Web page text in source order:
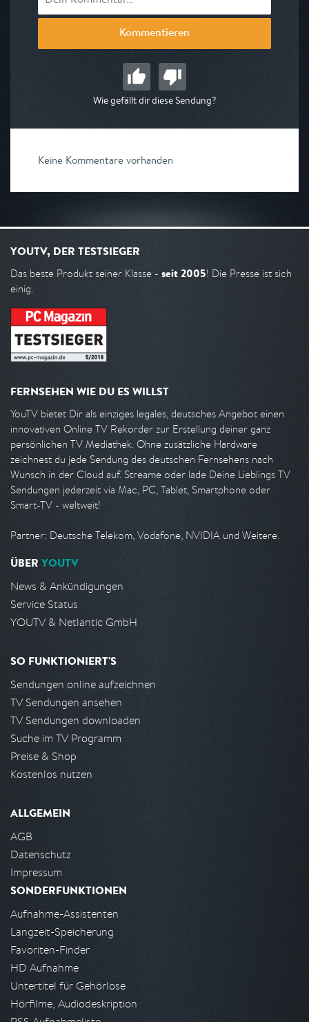
Kommentieren
Wie gefällt dir diese Sendung?
Keine Kommentare vorhanden
YOUTV, DER TESTSIEGER
Das beste Produkt seiner Klasse - seit 2005! Die Presse ist sich
einig.
FERNSEHEN WIE DU ES WILLST
YouTV bietet Dir als einziges legales, deutsches Angebot einen
innovativen Online TV Rekorder zur Erstellung deiner ganz
persönlichen TV Mediathek. Ohne zusätzliche Hardware
zeichnest du jede Sendung des deutschen Fernsehens nach
Wunsch in der Cloud auf. Streame oder lade Deine Lieblings TV
Sendungen jederzeit via Mac, PC, Tablet, Smartphone oder
Smart-TV - weltweit!
Partner: Deutsche Telekom, Vodafone, NVIDIA und Weitere.
ÜBER YOUTV
News & Ankündigungen
Service Status
YOUTV & Netlantic GmbH
SO FUNKTIONIERT'S
Sendungen online aufzeichnen
TV Sendungen ansehen
TV Sendungen downloaden
Suche im TV Programm
Preise & Shop
Kostenlos nutzen
ALLGEMEIN
AGB
Datenschutz
Impressum
SONDERFUNKTIONEN
Aufnahme-Assistenten
Langzeit-Speicherung
Favoriten-Finder
HD Aufnahme
Untertitel für Gehörlose
Hörfilme, Audiodeskription